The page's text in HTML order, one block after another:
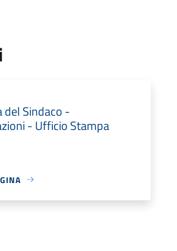
del Sindaco -
- Ufficio Stampa